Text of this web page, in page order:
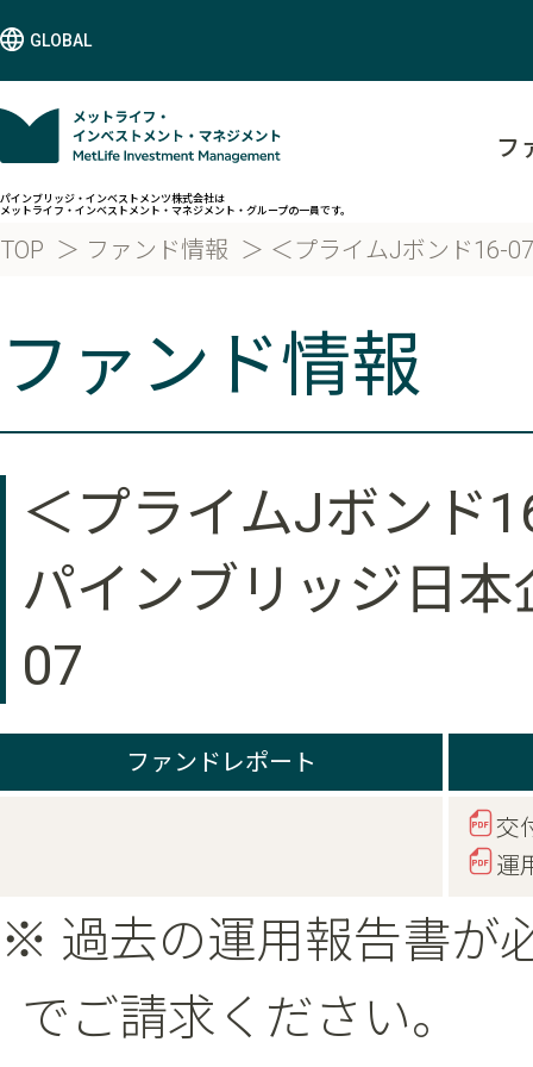
GLOBAL
パインブリッジ・インベストメンツ株式会社は
メットライフ・インベストメント・マネジメント・グループの一員です。
フ
TOP ファンド情報 ＜プライムJボンド16-
ファンド情報
＜プライムJボンド
パインブリッジ日
07
ファンドレポート
交
運
※ 過去の運用報告書が
でご請求ください。